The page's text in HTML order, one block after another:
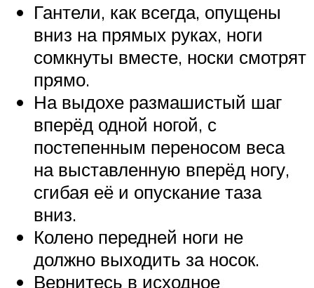
Гантели, как всегда, опущены
вниз на прямых руках, ноги
сомкнуты вместе, носки смотрят
прямо.
На выдохе размашистый шаг
вперёд одной ногой, с
постепенным переносом веса
на выставленную вперёд ногу,
сгибая её и опускание таза
вниз.
Колено передней ноги не
должно выходить за носок.
Вернитесь в исходное